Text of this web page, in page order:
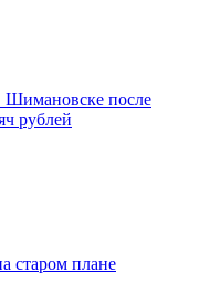
Шимановске после
рублей
старом плане